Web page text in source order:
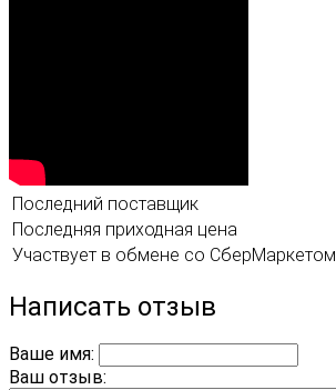
Последний поставщик
Последняя приходная цена
Участвует в обмене со СберМаркетом
Написать отзыв
Ваше имя:
Ваш отзыв: